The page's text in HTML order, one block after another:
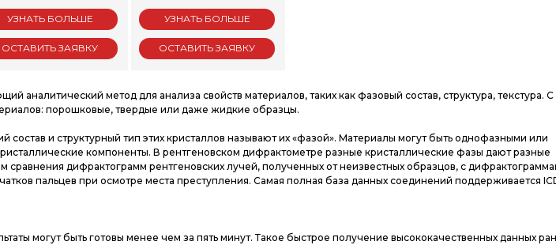
УЗНАТЬ БОЛЬШЕ УЗНАТЬ БОЛЬШЕ
ОСТАВИТЬ ЗАЯВКУ ОСТАВИТЬ ЗАЯВКУ
аналитический метод для анализа свойств материалов, таких как фазовый состав, структура, текстура. С
порошковые, твердые или даже жидкие образцы.
и структурный тип этих кристаллов называют их «фазой». Материалы могут быть однофазными или
компоненты. В рентгеновском дифрактометре разные кристаллические фазы дают разные
дифрактограмм рентгеновских лучей, полученных от неизвестных образцов, с
пальцев при осмотре места преступления. Самая полная база данных соединений поддерживается
могут быть готовы менее чем за пять минут. Такое быстрое получение высококачественных данных